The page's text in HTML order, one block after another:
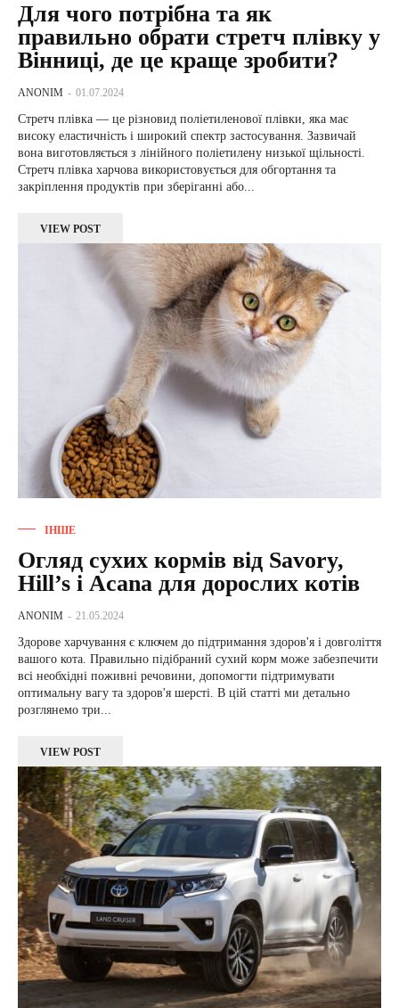
Для чого потрібна та як
правильно обрати стретч плівку у
Вінниці, де це краще зробити?
ANONIM - 01.07.2024
Стретч плівка — це різновид поліетиленової плівки, яка має
високу еластичність і широкий спектр застосування. Зазвичай
вона виготовляється з лінійного поліетилену низької щільності.
Стретч плівка харчова використовується для обгортання та
закріплення продуктів при зберіганні або...
VIEW POST
ІНШЕ
Огляд сухих кормів від Savory,
Hill’s і Acana для дорослих котів
ANONIM - 21.05.2024
Здорове харчування є ключем до підтримання здоров'я і довголіття
вашого кота. Правильно підібраний сухий корм може забезпечити
всі необхідні поживні речовини, допомогти підтримувати
оптимальну вагу та здоров'я шерсті. В цій статті ми детально
розглянемо три...
VIEW POST